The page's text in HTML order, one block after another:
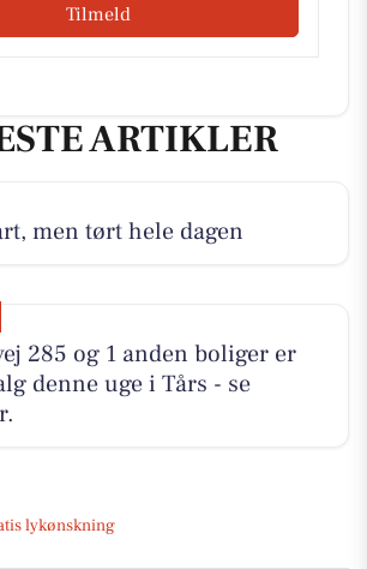
Tilmeld
ARTIKLER
men tørt hele dagen
285 og 1 anden boliger er
denne uge i Tårs - se
lykønskning